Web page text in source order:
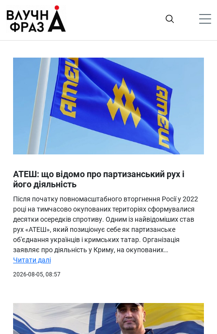
содержимому
Гроші
Життя
Лайфстайл
ТехноНаука
Людина
Ukraine
Про нас
АТЕШ: що відомо про партизанський рух і
його діяльність
Після початку повномасштабного вторгнення Росії у 2022
році на тимчасово окупованих територіях сформувалися
десятки осередків спротиву. Одним із найвідоміших став
рух «АТЕШ», який позиціонує себе як партизанське
об'єднання українців і кримських татар. Організація
заявляє про діяльність у Криму, на окупованих…
Читати далі
2026-08-05, 08:57